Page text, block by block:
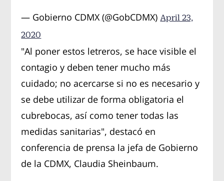
— Gobierno CDMX (@GobCDMX) April 23,
2020
"Al poner estos letreros, se hace visible el
contagio y deben tener mucho más
cuidado; no acercarse si no es necesario y
se debe utilizar de forma obligatoria el
cubrebocas, así como tener todas las
medidas sanitarias", destacó en
conferencia de prensa la jefa de Gobierno
de la CDMX, Claudia Sheinbaum.